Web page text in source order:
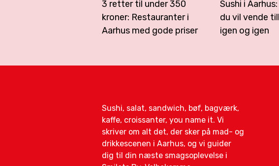
3 retter til under 350
kroner: Restauranter i
Aarhus med gode priser
Sushi i
du vil vende
igen og igen
Sushi, salat, sandwich, bøf, bagværk,
kaffe, croissanter, you name it. Vi
skriver om alt det, der sker på mad- og
drikkescenen i Aarhus, og vi guider
dig til din næste smagsoplevelse i